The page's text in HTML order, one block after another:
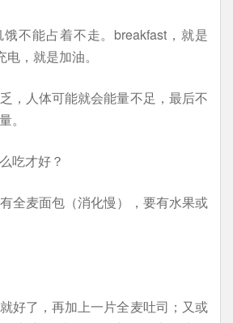
不能占着不走。breakfast，就是
，就是加油。
，人体可能就会能量不足，最后不
。
吃才好？
全麦面包（消化慢），要有水果或
好了，再加上一片全麦吐司；又或